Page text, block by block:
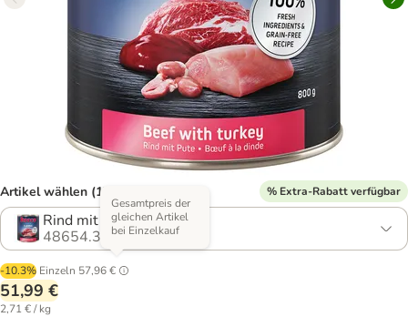
Artikel wählen (17 Varianten) % Extra-Rabatt verfügbar
Rind mit Pute
48654.31
-10.3% Einzeln 57,96 €
Gesamtpreis der
gleichen Artikel
bei Einzelkauf
51,99 €
2,71 € / kg